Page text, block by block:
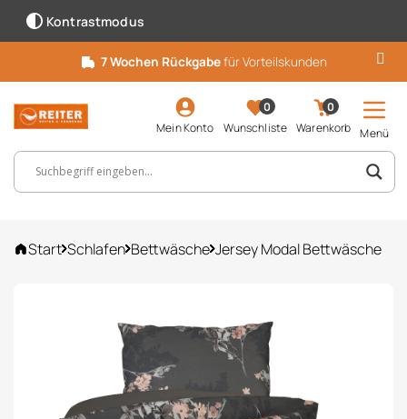
Kontrastmodus
7 Wochen Rückgabefür Vorteilskunden
Mein Konto
0
Wunschliste
0
Warenkorb
Menü
Suchbegriff, Artikelnummer ...
Start Schlafen Bettwäsche Jersey Modal Bettwäsche